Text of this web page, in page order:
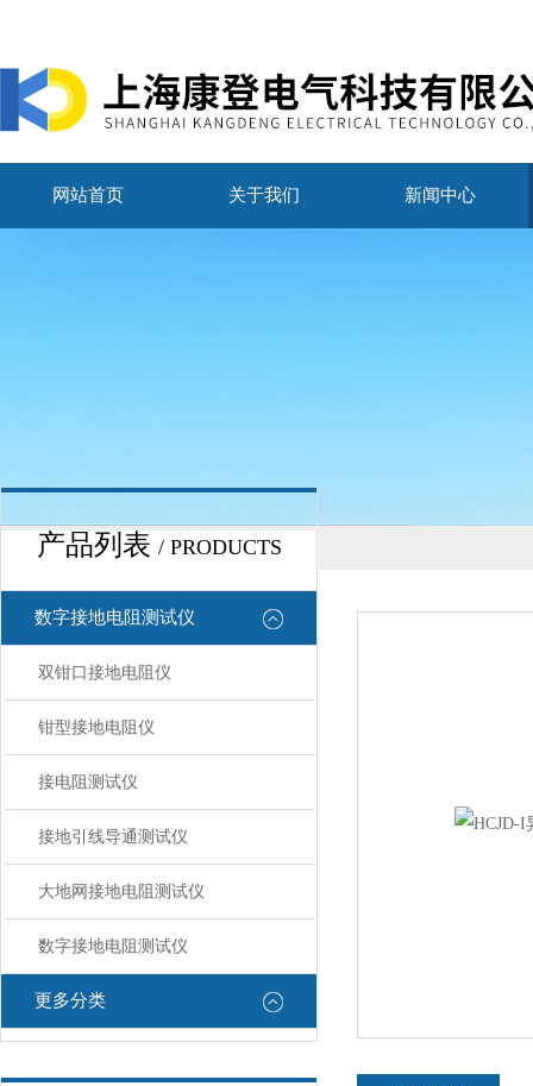
网站首页 关于我们 新闻中心
产品列表 / PRODUCTS
数字接地电阻测试仪
双钳口接地电阻仪
钳型接地电阻仪
接电阻测试仪
接地引线导通测试仪
大地网接地电阻测试仪
数字接地电阻测试仪
更多分类